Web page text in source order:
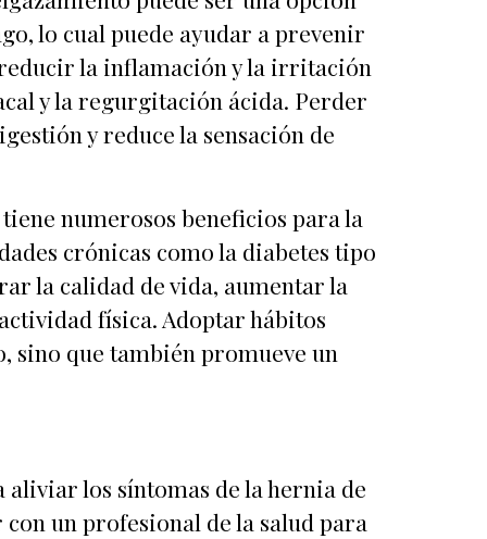
lo cual puede ayudar a prevenir
reducir la inflamación y la irritación
y la regurgitación ácida. Perder
y reduce la sensación de
numerosos beneficios para la
crónicas como la diabetes tipo
la calidad de vida, aumentar la
física. Adoptar hábitos
sino que también promueve un
los síntomas de la hernia de
un profesional de la salud para